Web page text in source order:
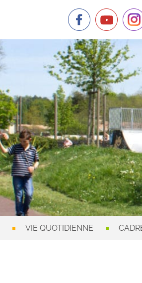
VIE QUOTIDIENNE